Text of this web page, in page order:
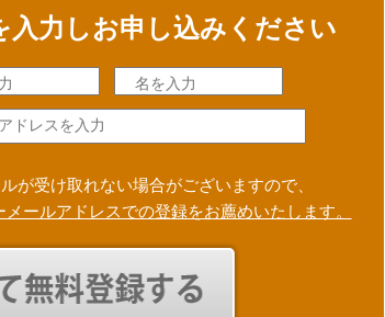
入力しお申し込みください
が受け取れない場合がございますので、
ールアドレスでの登録をお薦めいたします。